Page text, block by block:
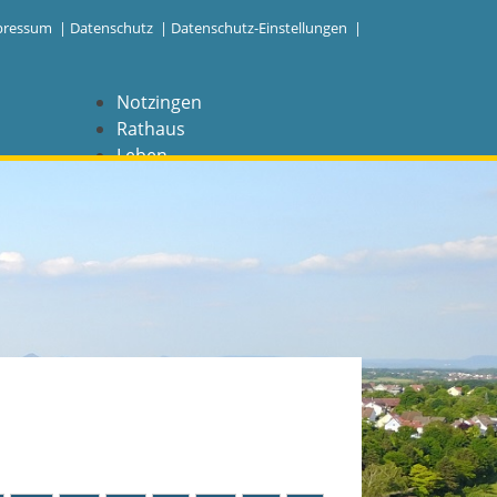
| Datenschutz | Datenschutz-Einstellungen |
Notzingen
Rathaus
Leben
NAVIGATION